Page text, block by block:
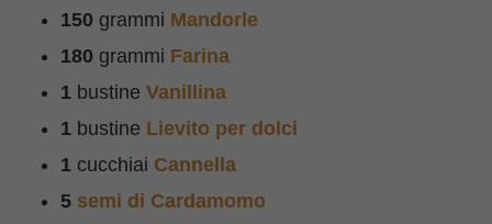
150 grammi Mandorle
180 grammi Farina
1 bustine Vanillina
1 bustine Lievito per dolci
1 cucchiai Cannella
5 semi di Cardamomo